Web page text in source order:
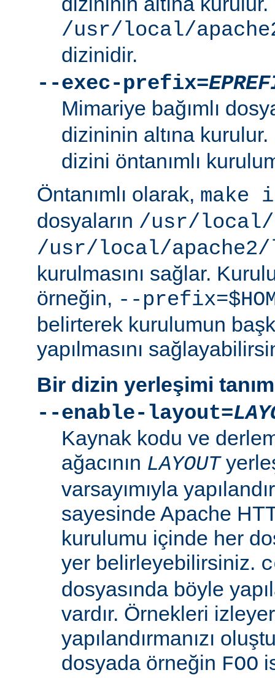
/usr/local/
dizinidir.
--exec-prefix=
Mimariye bağımlı
dizininin altına
dizini öntanımlı
Öntanımlı olarak, make
dosyaların /usr/local/
/usr/local/
kurulmasını sağlar.
örneğin, --
belirterek kurulumun
yapılmasını
Bir dizin yerleşimi
--enable-layout=
Kaynak kodu ve
ağacının LAYOUT
varsayımıyla
sayesinde Apache
kurulumu içinde her
yer belirleyebilirsiniz.
dosyasında böyle
vardır. Örnekleri
yapılandırmanızı
dosyada örneğin FOO